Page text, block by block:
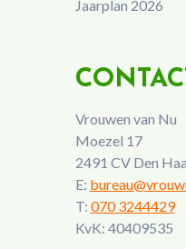
Jaarplan 2026
Vrouwen van Nu
Moezel 17
2491 CV Den
E:
T: 070 3244429
KvK: 40409535